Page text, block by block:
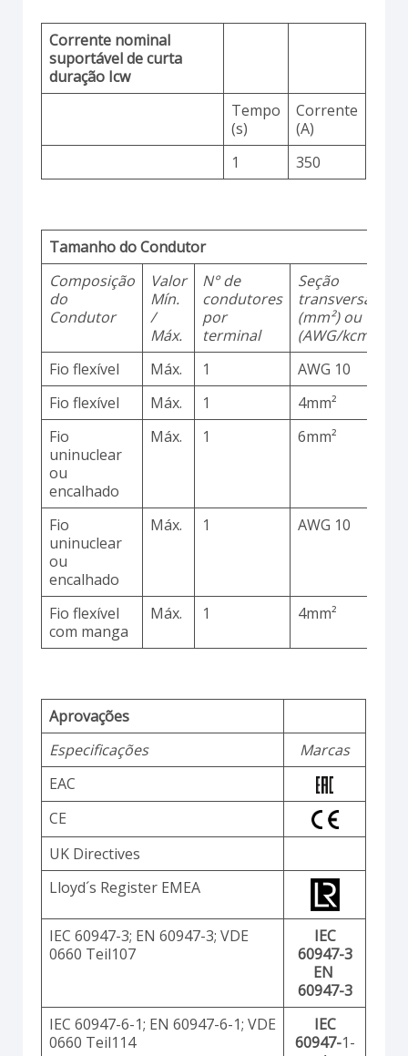
Corrente nominal
suportável de curta
duração Icw
Tempo
(s)
Corrente
(A)
1
350
Tamanho do Condutor
Composição
do
Condutor
Valor
Mín.
/
Máx.
N° de
condutores
por
terminal
Seção
transversal
(mm²) ou
(AWG/kcmil)
Fio flexível Máx. 1 AWG 10
Fio flexível
Máx. 1 4mm²
Fio
uninuclear
ou
encalhado
Máx. 1 6mm²
Fio
uninuclear
ou
encalhado
Máx. 1 AWG 10
Fio flexível
com manga
Máx. 1 4mm²
Aprovações
Especificações
Marcas
EAC
CE
UK Directives
Lloyd´s Register EMEA
IEC 60947-3; EN 60947-3; VDE
0660 Teil107
IEC
60947-3
EN
60947-3
IEC 60947-6-1; EN 60947-6-1; VDE
0660 Teil114
IEC
60947-1-